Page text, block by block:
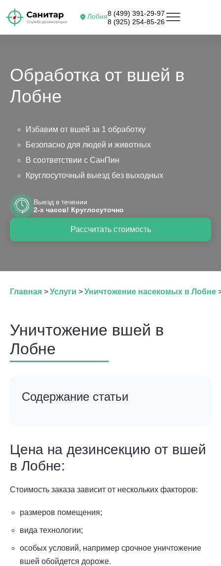
Лобня8 (499) 391-29-97
8 (925) 254-85-26
Обработка от вшей в
Лобне
Избавим от вшей за 1 обработку
Безопасно для людей и животных
В соответствии с СанПин
Круглосуточный выезд без выходных
Рассчитать стоимость
Выезд в течении
2-х часов! Круглосуточно
Главная >Услуги >Уничтожение насекомых в Лобне
Уничтожение вшей в
Лобне
Содержание статьи
Цена на дезинсекцию от вшей
в Лобне:
Стоимость заказа зависит от нескольких факторов:
размеров помещения;
вида технологии;
особых условий, например срочное уничтожение
вшей обойдется дороже.